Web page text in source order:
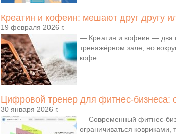
Креатин и кофеин: мешают друг другу
19 февраля 2026 г.
— Креатин и кофеин — два
тренажёрном зале, но
кофе..
Цифровой тренер для фитнес-бизнеса:
30 января 2026 г.
— Современный фитнес-
ограничиваться